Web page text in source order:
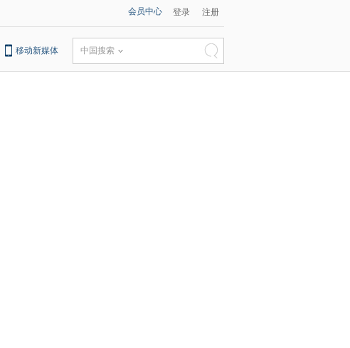
会员中心 登录 注册
移动新媒体 中国搜索